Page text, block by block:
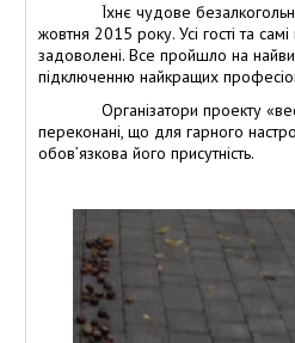
Їхнє чудове
жовтня 2015 року. Усі гості та
задоволені. Все пройшло на
підключенню найкращих
Організатори проекту
переконані, що для гарного
обов’язкова його присутність.